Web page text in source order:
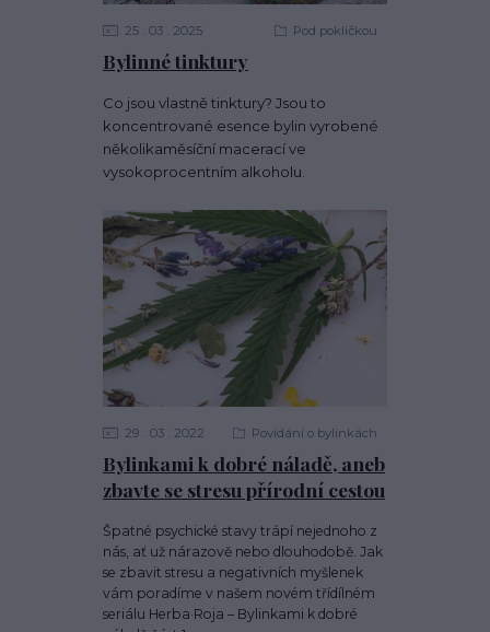
Bylinné tinktury
25 03 2025 Pod pokličkou
Co jsou vlastně tinktury? Jsou to
koncentrované esence bylin vyrobené
několikaměsíční macerací ve
vysokoprocentním alkoholu.
Bylinkami k dobré náladě, aneb
zbavte se stresu přírodní cestou
29 03 2022 Povídání o bylinkách
Špatné psychické stavy trápí nejednoho z
nás, ať už nárazově nebo dlouhodobě. Jak
se zbavit stresu a negativních myšlenek
vám poradíme v našem novém třídílném
seriálu Herba·Roja – Bylinkami k dobré